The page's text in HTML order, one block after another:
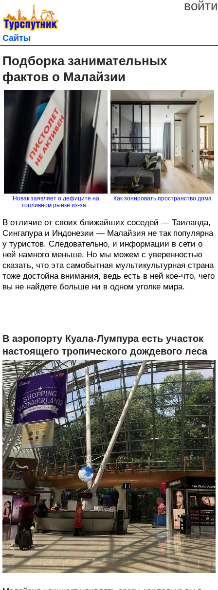
войти
Сайты
Подборка занимательных
фактов о Малайзии
Новак заявляет о дефиците на
топливном рынке из-за...
Как зонировать пространство дома
В отличие от своих ближайших соседей — Таиланда,
Сингапура и Индонезии — Малайзия не так популярна
у туристов. Следовательно, и информации в сети о
ней намного меньше. Но мы можем с уверенностью
сказать, что эта самобытная мультикультурная страна
тоже достойна внимания, ведь есть в ней кое-что, чего
вы не найдете больше ни в одном уголке мира.
В аэропорту Куала-Лумпура есть участок
настоящего тропического дождевого леса